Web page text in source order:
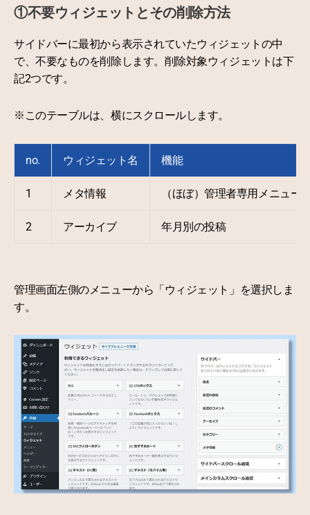
①不要ウィジェットとその削除方法
サイドバーに最初から表示されていたウィジェットの中
で、不要なものを削除します。削除対象ウィジェットは下
記2つです。
※このテーブルは、横にスクロールします。
no. ウィジェット名 機能
1 メタ情報 （ほぼ）管理者専用メニュー
2 アーカイブ 年月別の投稿
管理画面左側のメニューから「ウィジェット」を選択しま
す。